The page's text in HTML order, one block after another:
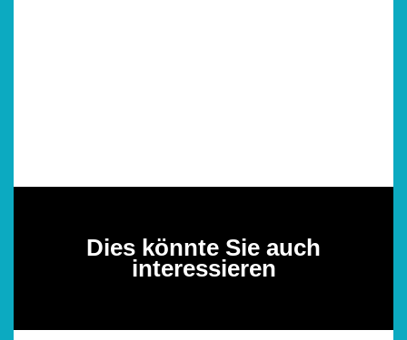
Dies könnte Sie auch
interessieren